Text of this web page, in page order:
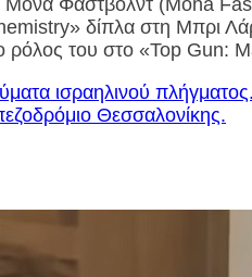
Μόνα Φάστβολντ (Mona
δίπλα στη Μπρι
ρόλος του στο «Top Gun:
ισραηλινού πλήγματος.
Θεσσαλονίκης.